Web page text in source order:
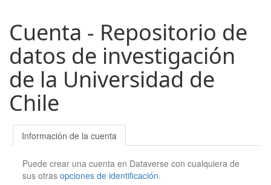
Cuenta - Repositorio de
datos de investigación
de la Universidad de
Chile
Información de la cuenta
Puede crear una cuenta en Dataverse con cualquiera de
sus otrasopciones de identificación.